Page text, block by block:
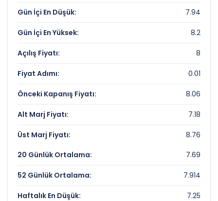
Fiyat/Kazanç (F/K):
29.79
Piyasa Değeri/Defter Değeri (PD/DD):
0.87
BERKOSAN YALITIM Rekorlar ve Önemli
Seviyeler
Bugün Gördüğü En Yüksek Fiyat:
Son 1 Yılın Zirvesi:
11.30551053 TL
Son 1 Yılın Dibi:
6.79918763 TL
Gün İçi En Düşük: 7.94
Gün İçi En Yüksek: 8.2
Açılış Fiyatı: 8
Fiyat Adımı: 0.01
Önceki Kapanış Fiyatı: 8.06
Alt Marj Fiyatı: 7.18
Üst Marj Fiyatı: 8.76
20 Günlük Ortalama: 7.69
52 Günlük Ortalama: 7.914
Haftalık En Düşük: 7.25